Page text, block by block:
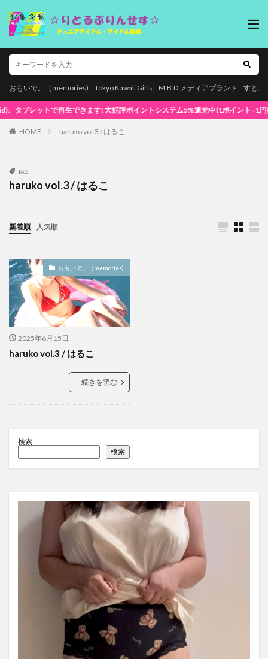
おもいで。（memories) Tokyo Kawaii Girls M.B.D.メディアブランド すとろ
できます! 大好評ポイントシステム5%還元中(1ポイント=1円換算) 初めてでも
HOME haruko vol.3 / はるこ
TAG
haruko vol.3 / はるこ
新着順 人気順
おもいで。（memories)
2025年6月15日
haruko vol.3 / はるこ
続きを読む
検索
検索